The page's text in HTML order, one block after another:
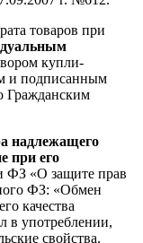
товаров при
купли-
и подписанным
Гражданским
надлежащего
при его
ФЗ «О защите прав
ФЗ: «Обмен
качества
в употреблении,
свойства,